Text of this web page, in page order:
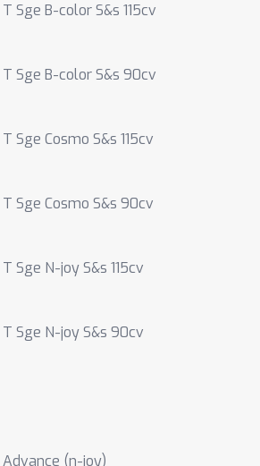
Sge B-color S&s 115cv
T Sge B-color S&s 90cv
Sge Cosmo S&s 115cv
Sge Cosmo S&s 90cv
Sge N-joy S&s 115cv
T Sge N-joy S&s 90cv
Advance (n-joy)